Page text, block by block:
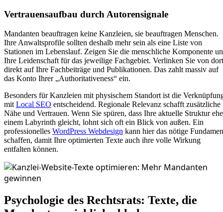
Vertrauensaufbau durch Autorensignale
Mandanten beauftragen keine Kanzleien, sie beauftragen Menschen.
Ihre Anwaltsprofile sollten deshalb mehr sein als eine Liste von
Stationen im Lebenslauf. Zeigen Sie die menschliche Komponente
Ihre Leidenschaft für das jeweilige Fachgebiet. Verlinken Sie von dort
direkt auf Ihre Fachbeiträge und Publikationen. Das zahlt massiv auf
das Konto Ihrer „Authoritativeness“ ein.
Besonders für Kanzleien mit physischem Standort ist die
mit Local SEO entscheidend. Regionale Relevanz schafft zusätzliche
Nähe und Vertrauen. Wenn Sie spüren, dass Ihre aktuelle Struktur
einem Labyrinth gleicht, lohnt sich oft ein Blick von außen. Ein
professionelles WordPress Webdesign kann hier das nötige
schaffen, damit Ihre optimierten Texte auch ihre volle Wirkung
entfalten können.
Psychologie des Rechtsrats: Texte, die